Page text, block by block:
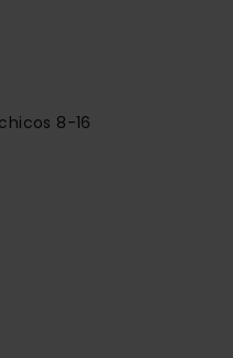
8-16